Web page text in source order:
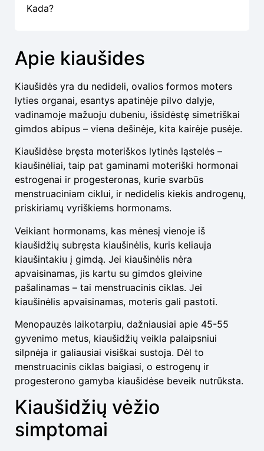
Kada?
Apie kiaušides
Kiaušidės yra du nedideli, ovalios formos moters
lyties organai, esantys apatinėje pilvo dalyje,
vadinamoje mažuoju dubeniu, išsidėstę simetriškai
gimdos abipus – viena dešinėje, kita kairėje pusėje.
Kiaušidėse bręsta moteriškos lytinės ląstelės –
kiaušinėliai, taip pat gaminami moteriški hormonai
estrogenai ir progesteronas, kurie svarbūs
menstruaciniam ciklui, ir nedidelis kiekis androgenų,
priskiriamų vyriškiems hormonams.
Veikiant hormonams, kas mėnesį vienoje iš
kiaušidžių subręsta kiaušinėlis, kuris keliauja
kiaušintakiu į gimdą. Jei kiaušinėlis nėra
apvaisinamas, jis kartu su gimdos gleivine
pašalinamas – tai menstruacinis ciklas. Jei
kiaušinėlis apvaisinamas, moteris gali pastoti.
Menopauzės laikotarpiu, dažniausiai apie 45-55
gyvenimo metus, kiaušidžių veikla palaipsniui
silpnėja ir galiausiai visiškai sustoja. Dėl to
menstruacinis ciklas baigiasi, o estrogenų ir
progesterono gamyba kiaušidėse beveik nutrūksta.
Kiaušidžių vėžio
simptomai